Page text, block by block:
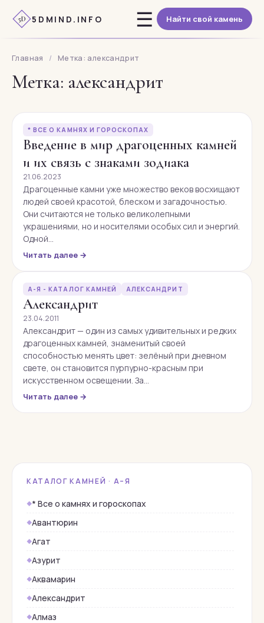
Перейти
содержимому
5D 5DMIND.INFO ☰ Найти свой камень
Главная / Метка: александрит
Метка: александрит
* ВСЕ О КАМНЯХ И ГОРОСКОПАХ
Введение в мир драгоценных камней
и их связь с знаками зодиака
21.06.2023
Драгоценные камни уже множество веков восхищают
людей своей красотой, блеском и загадочностью.
Они считаются не только великолепными
украшениями, но и носителями особых сил и энергий.
Одной…
Читать далее →
А-Я - КАТАЛОГ КАМНЕЙ АЛЕКСАНДРИТ
Александрит
23.04.2011
Александрит — один из самых удивительных и редких
драгоценных камней, знаменитый своей
способностью менять цвет: зелёный при дневном
свете, он становится пурпурно-красным при
искусственном освещении. За…
Читать далее →
КАТАЛОГ КАМНЕЙ · А–Я
* Все о камнях и гороскопах
Авантюрин
Агат
Азурит
Аквамарин
Александрит
Алмаз